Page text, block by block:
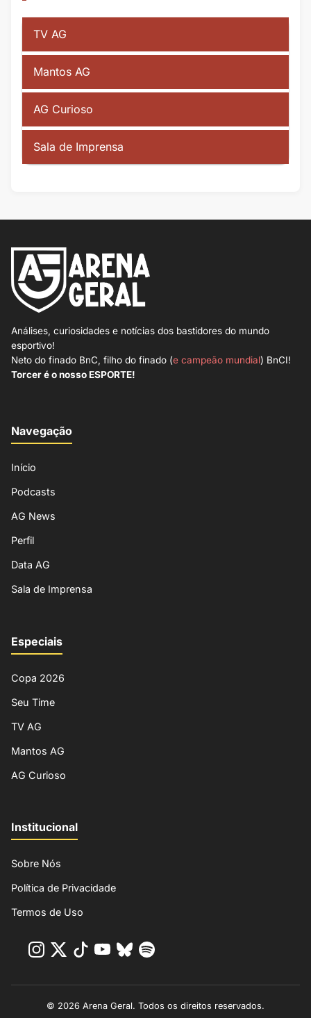
TV AG
Mantos AG
AG Curioso
Sala de Imprensa
Análises, curiosidades e notícias dos bastidores do mundo
esportivo!
Neto do finado BnC, filho do finado (e campeão mundial) BnCI!
Torcer é o nosso ESPORTE!
Navegação
Início
Podcasts
AG News
Perfil
Data AG
Sala de Imprensa
Especiais
Copa 2026
Seu Time
TV AG
Mantos AG
AG Curioso
Institucional
Sobre Nós
Política de Privacidade
Termos de Uso
© 2026 Arena Geral. Todos os direitos reservados.